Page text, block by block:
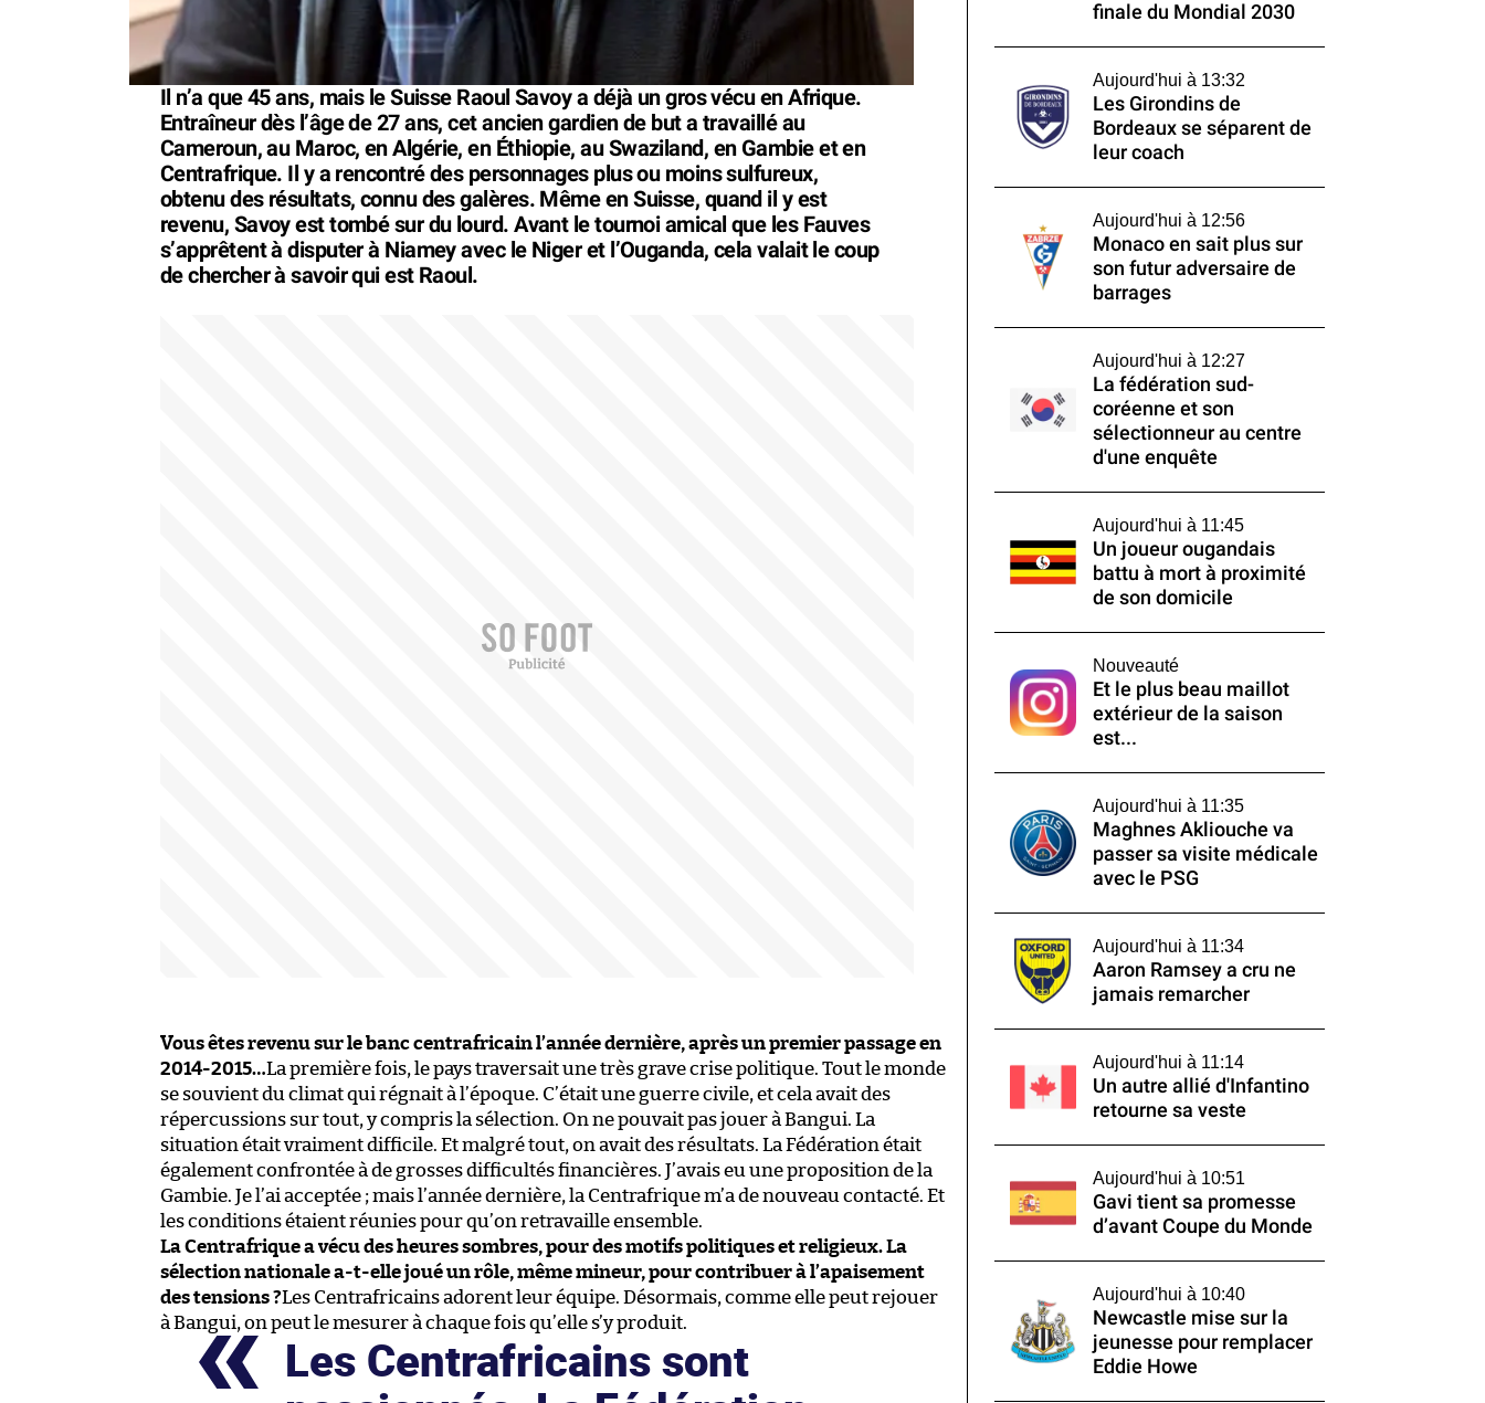
Il n’a que 45 ans, mais le Suisse Raoul Savoy a déjà un gros vécu en Afrique.
Entraîneur dès l’âge de 27 ans, cet ancien gardien de but a travaillé au
Cameroun, au Maroc, en Algérie, en Éthiopie, au Swaziland, en Gambie et en
Centrafrique. Il y a rencontré des personnages plus ou moins sulfureux,
obtenu des résultats, connu des galères. Même en Suisse, quand il y est
revenu, Savoy est tombé sur du lourd. Avant le tournoi amical que les Fauves
s’apprêtent à disputer à Niamey avec le Niger et l’Ouganda, cela valait le coup
de chercher à savoir qui est Raoul.
Vous êtes revenu sur le banc centrafricain l’année dernière, après un premier passage en
2014-2015…La première fois, le pays traversait une très grave crise politique. Tout le monde
se souvient du climat qui régnait à l’époque. C’était une guerre civile, et cela avait des
répercussions sur tout, y compris la sélection. On ne pouvait pas jouer à Bangui. La
situation était vraiment difficile. Et malgré tout, on avait des résultats. La Fédération était
également confrontée à de grosses difficultés financières. J’avais eu une proposition de la
Gambie. Je l’ai acceptée ; mais l’année dernière, la Centrafrique m’a de nouveau contacté. Et
les conditions étaient réunies pour qu’on retravaille ensemble.
La Centrafrique a vécu des heures sombres, pour des motifs politiques et religieux. La
sélection nationale a-t-elle joué un rôle, même mineur, pour contribuer à l’apaisement
des tensions ?Les Centrafricains adorent leur équipe. Désormais, comme elle peut rejouer
à Bangui, on peut le mesurer à chaque fois qu’elle s’y produit.
Les Centrafricains sont
finale du Mondial 2030
Aujourd'hui à 13:32
Les Girondins de
Bordeaux se séparent de
leur coach
Aujourd'hui à 12:56
Monaco en sait plus sur
son futur adversaire de
barrages
Aujourd'hui à 12:27
La fédération sud-
coréenne et son
sélectionneur au centre
d'une enquête
Aujourd'hui à 11:45
Un joueur ougandais
battu à mort à proximité
de son domicile
Nouveauté
Et le plus beau maillot
extérieur de la saison
est...
Aujourd'hui à 11:35
Maghnes Akliouche va
passer sa visite médicale
avec le PSG
Aujourd'hui à 11:34
Aaron Ramsey a cru ne
jamais remarcher
Aujourd'hui à 11:14
Un autre allié d'Infantino
retourne sa veste
Aujourd'hui à 10:51
Gavi tient sa promesse
d’avant Coupe du Monde
Aujourd'hui à 10:40
Newcastle mise sur la
jeunesse pour remplacer
Eddie Howe